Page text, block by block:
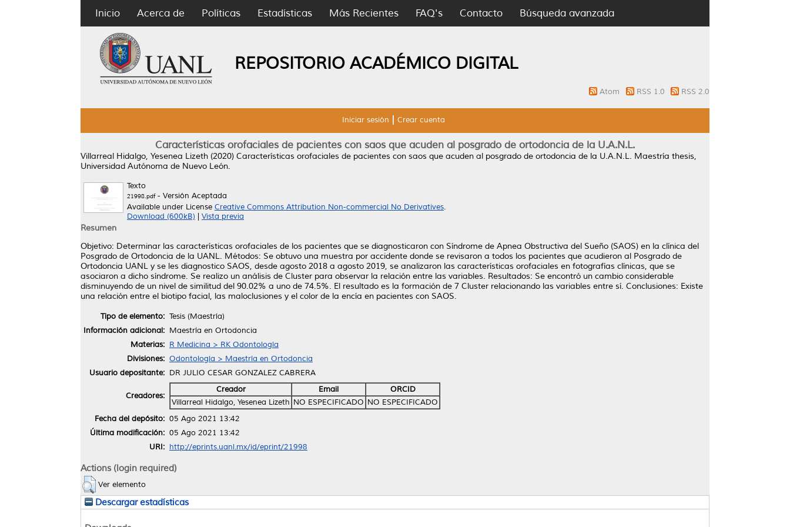
Inicio Acerca de Políticas Estadísticas Más Recientes FAQ's Contacto Búsqueda avanzada
REPOSITORIO ACADÉMICO DIGITAL
Atom RSS 1.0 RSS 2.0
Iniciar sesión Crear cuenta
Características orofaciales de pacientes con saos que acuden al posgrado de ortodoncia de la U.A.N.L.
Villarreal Hidalgo, Yesenea Lizeth (2020) Características orofaciales de pacientes con saos que acuden al posgrado de ortodoncia de la U.A.N.L. Maestría thesis,
Universidad Autónoma de Nuevo León.
Texto
21998.pdf- Versión Aceptada
Available under License Creative Commons Attribution Non-commercial No Derivatives.
Download (600kB)
Vista previa
Resumen
Objetivo: Determinar las características orofaciales de los pacientes que se diagnosticaron con Síndrome de Apnea Obstructiva del Sueño (SAOS) en la clínica del
Posgrado de Ortodoncia de la UANL. Métodos: Se obtuvo una muestra por accidente donde se revisaron a todos los pacientes que acudieron al Posgrado de
Ortodoncia UANL y se les diagnostico SAOS, desde agosto 2018 a agosto 2019, se analizaron las características orofaciales en fotografías clínicas, que se
asociaron a dicho síndrome. Se realizo un análisis de Cluster para observar la relación entre las variables. Resultados: Se encontró un cambio considerable
disminuyendo de un nivel de similitud del 90.02% a uno de 74.5%. El resultado es la formación de 7 Cluster relacionando las variables entre sí. Conclusiones: Existe
una relación entre el biotipo facial, las maloclusiones y el color de la encía en pacientes con SAOS.
Tipo de elemento: Tesis (Maestría)
Información adicional: Maestría en Ortodoncia
Materias: R Medicina > RK Odontología
Divisiones: Odontología > Maestría en Ortodoncia
Usuario depositante: DR JULIO CESAR GONZALEZ CABRERA
Creadores:
Creador Email
ORCID
Villarreal Hidalgo, Yesenea Lizeth NO ESPECIFICADO NO ESPECIFICADO
Fecha del depósito: 05 Ago 2021 13:42
Última modificación: 05 Ago 2021 13:42
URI: http://eprints.uanl.mx/id/eprint/21998
Actions (login required)
Ver elemento
Descargar estadísticas